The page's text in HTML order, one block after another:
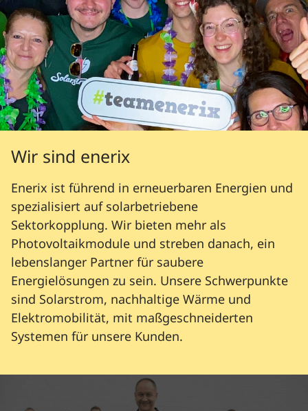
Wir sind enerix
Enerix ist führend in erneuerbaren Energien und
spezialisiert auf solarbetriebene
Sektorkopplung. Wir bieten mehr als
Photovoltaikmodule und streben danach, ein
lebenslanger Partner für saubere
Energielösungen zu sein. Unsere Schwerpunkte
sind Solarstrom, nachhaltige Wärme und
Elektromobilität, mit maßgeschneiderten
Systemen für unsere Kunden.